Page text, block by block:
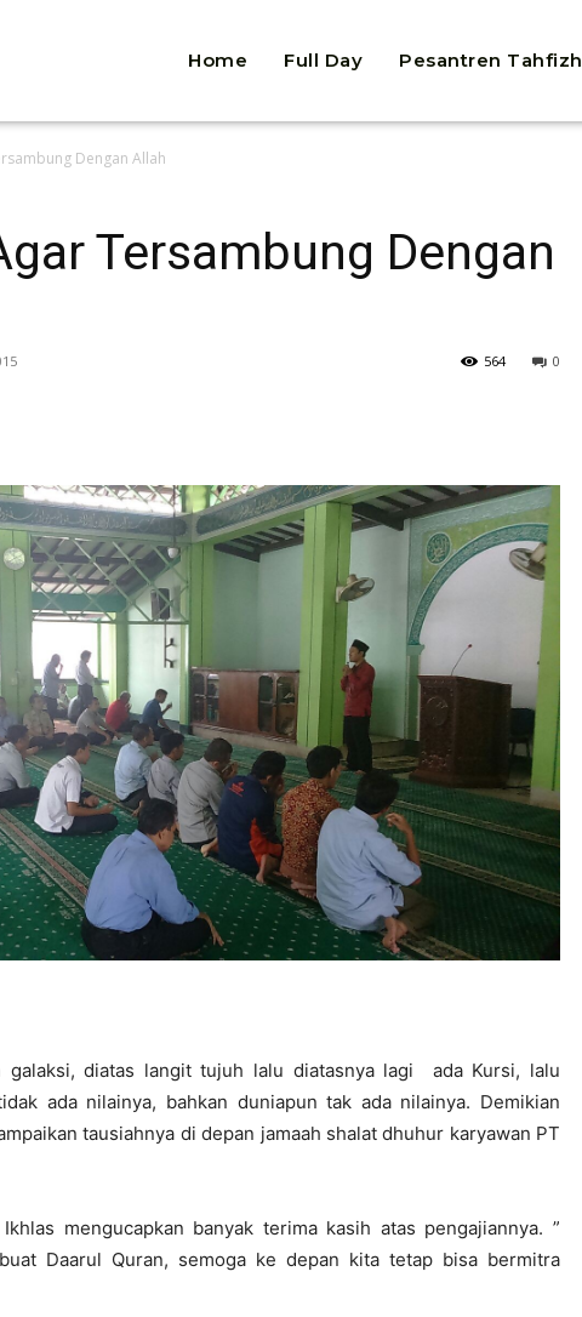
Home Full Day Pesantren Tahfizh
Dengan Allah
Tersambung Dengan
0
564
galaksi, diatas langit tujuh lalu diatasnya lagi ada Kursi, lalu
ada nilainya, bahkan duniapun tak ada nilainya. Demikian
tausiahnya di depan jamaah shalat dhuhur karyawan PT
mengucapkan banyak terima kasih atas pengajiannya. ”
Daarul Quran, semoga ke depan kita tetap bisa bermitra